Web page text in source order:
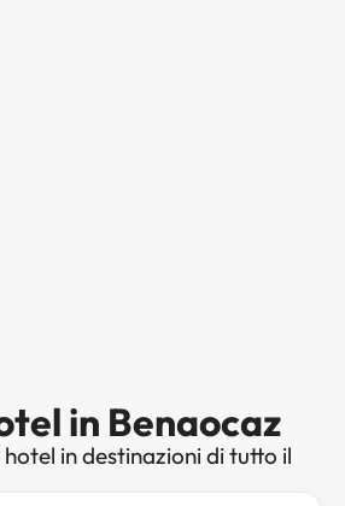
in Benaocaz
in destinazioni di tutto il